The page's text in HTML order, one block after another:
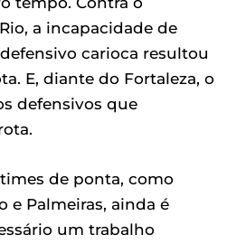
a incapacidade de
carioca resultou
E, diante do Fortaleza, o
defensivos que
de ponta, como
e Palmeiras, ainda é
um trabalho